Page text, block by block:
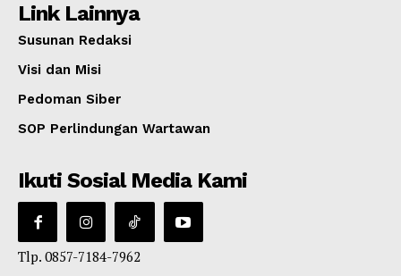
Link Lainnya
Susunan Redaksi
Visi dan Misi
Pedoman Siber
SOP Perlindungan Wartawan
Ikuti Sosial Media Kami
Tlp. 0857-7184-7962